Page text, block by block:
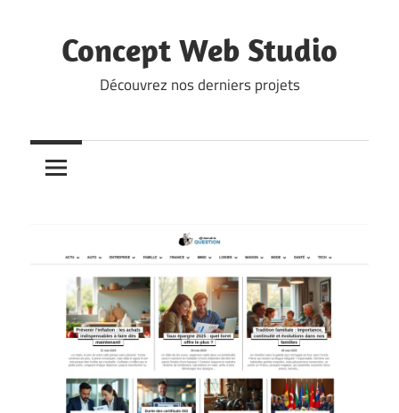
contentConcept Web Studio
Découvrez nos derniers projets